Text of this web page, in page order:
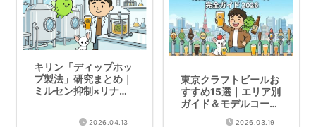
キリン「ディップホッ
プ製法」研究まとめ｜
ミルセン抑制×リナロ
2026.04.13
東京クラフトビールお
すすめ15選｜エリア別
ガイド＆モデルコース
【2026年版】
2026.03.19